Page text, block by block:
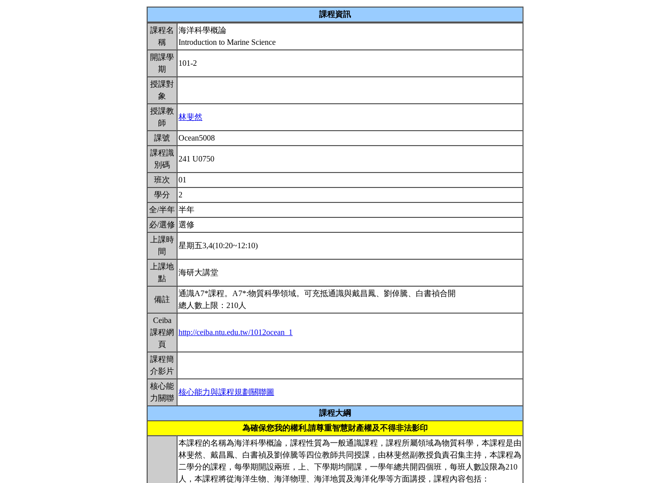
課程資訊
課程名
稱
海洋科學概論
Introduction to Marine Science
開課學
期
101-2
授課對
象
授課教
師
林斐然
課號
Ocean5008
課程識
別碼
241 U0750
班次
01
學分
2
全/半年 半年
必/選修 選修
上課時
間
星期五3,4(10:20~12:10)
上課地
點
海研大講堂
備註
通識A7*課程。A7*:物質科學領域。可充抵通識與戴昌鳳、劉倬騰、白書禎合開
總人數上限：210人
Ceiba
課程網
頁
http://ceiba.ntu.edu.tw/1012ocean_1
課程簡
介影片
核心能
力關聯
核心能力與課程規劃關聯圖
課程大綱
為確保您我的權利,請尊重智慧財產權及不得非法影印
本課程的名稱為海洋科學概論，課程性質為一般通識課程，課程所屬領域為物質科學，本課程是由
林斐然、戴昌鳳、白書禎及劉倬騰等四位教師共同授課，由林斐然副教授負責召集主持，本課程為
二學分的課程，每學期開設兩班，上、下學期均開課，一學年總共開四個班，每班人數設限為210
人，本課程將從海洋生物、海洋物理、海洋地質及海洋化學等方面講授，課程內容包括：